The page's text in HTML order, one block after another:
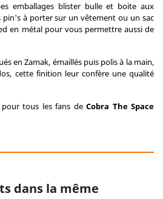
emballages blister bulle et boite aux
pin's à porter sur un vêtement ou un sac
en métal pour vous permettre aussi de
en Zamak, émaillés puis polis à la main,
cette finition leur confère une qualité
tous les fans deCobra The Space
dans la même